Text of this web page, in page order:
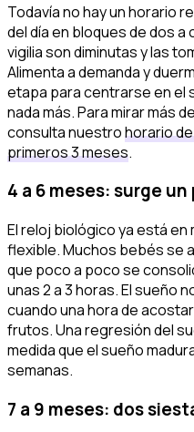
Todavía no hay un horario
del día en bloques de dos
vigilia son diminutas y las
Alimenta a demanda y
etapa para centrarse en el
nada más. Para mirar más
consulta nuestrohorario
primeros 3 meses.
4 a 6 meses: surge
El reloj biológico ya está
flexible. Muchos bebés se
que poco a poco se
unas 2 a 3 horas. El sueño
cuando una hora de
frutos. Una regresión del
medida que el sueño
semanas.
7 a 9 meses: dos